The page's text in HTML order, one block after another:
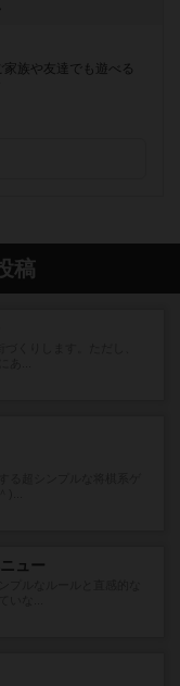
族や友達でも遊べる
稿
ュー